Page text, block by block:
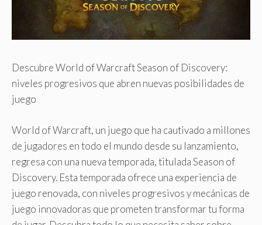
Descubre World of Warcraft Season of Discovery:
niveles progresivos que abren nuevas posibilidades de
juego
World of Warcraft, un juego que ha cautivado a millones
de jugadores en todo el mundo desde su lanzamiento,
regresa con una nueva temporada, titulada Season of
Discovery. Esta temporada ofrece una experiencia de
juego renovada, con niveles progresivos y mecánicas de
juego innovadoras que prometen transformar tu forma